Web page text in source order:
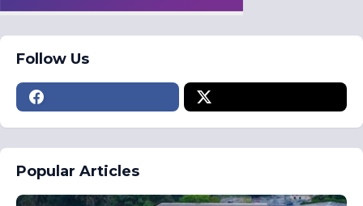
Follow Us
Popular Articles